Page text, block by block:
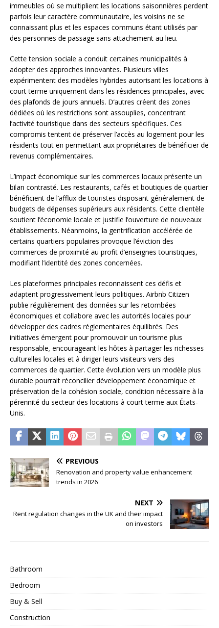
immeubles où se multiplient les locations saisonnières perdent
parfois leur caractère communautaire, les voisins ne se
connaissant plus et les espaces communs étant utilisés par
des personnes de passage sans attachement au lieu.
Cette tension sociale a conduit certaines municipalités à
adopter des approches innovantes. Plusieurs villes
expérimentent des modèles hybrides autorisant les locations à
court terme uniquement dans les résidences principales, avec
des plafonds de jours annuels. D’autres créent des zones
dédiées où les restrictions sont assouplies, concentrant
l’activité touristique dans des secteurs spécifiques. Ces
compromis tentent de préserver l’accès au logement pour les
résidents tout en permettant aux propriétaires de bénéficier de
revenus complémentaires.
L’impact économique sur les commerces locaux présente un
bilan contrasté. Les restaurants, cafés et boutiques de quartier
bénéficient de l’afflux de touristes disposant généralement de
budgets de dépenses supérieurs aux résidents. Cette clientèle
soutient l’économie locale et justifie l’ouverture de nouveaux
établissements. Néanmoins, la gentrification accélérée de
certains quartiers populaires provoque l’éviction des
commerces de proximité au profit d’enseignes touristiques,
modifiant l’identité des zones concernées.
Les plateformes principales reconnaissent ces défis et
adaptent progressivement leurs politiques. Airbnb Citizen
publie régulièrement des données sur les retombées
économiques et collabore avec les autorités locales pour
développer des cadres réglementaires équilibrés. Des
initiatives émergent pour promouvoir un tourisme plus
responsable, encourageant les hôtes à partager les richesses
culturelles locales et à diriger leurs visiteurs vers des
commerces de quartier. Cette évolution vers un modèle plus
durable pourrait réconcilier développement économique et
préservation de la cohésion sociale, condition nécessaire à la
pérennité du secteur des locations à court terme aux États-
Unis.
PREVIOUS
Renovation and property value enhancement
trends in 2026
NEXT
Rent regulation changes in the UK and their impact
on investors
Bathroom
Bedroom
Buy & Sell
Construction